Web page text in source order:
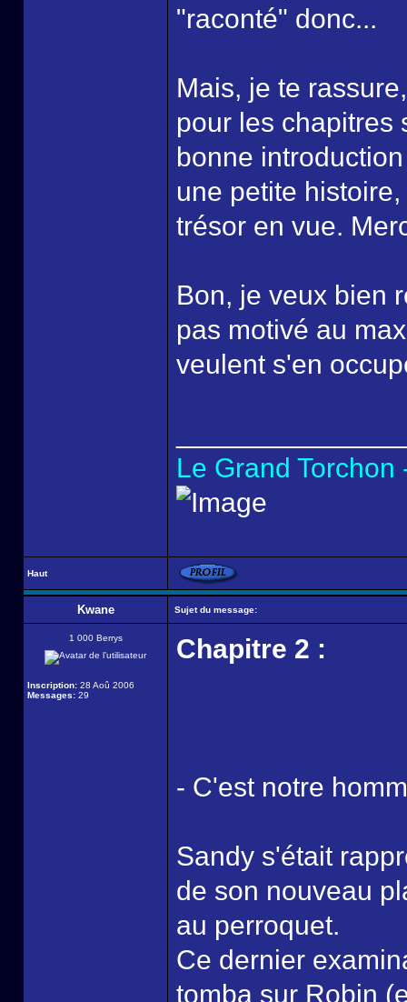
"raconté" donc...
Mais, je te
pour les chapitres
bonne
une petite
trésor en vue.
Bon, je veux bien
pas motivé au
veulent s'en
Le Grand
Haut
Kwane Sujet du message:
1 000 Berrys
Inscription: 28 Aoû 2006
Messages: 29
Chapitre 2 :
- C'est notre
Sandy s'était
de son nouveau
au perroquet.
Ce dernier
tomba sur Robin